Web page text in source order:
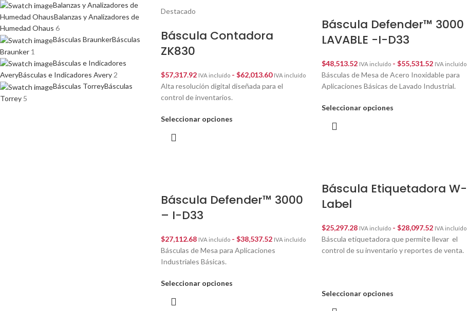
Balanzas y Analizadores de
Humedad OhausBalanzas y Analizadores de
Humedad Ohaus 6
Básculas BraunkerBásculas
Braunker 1
Básculas e Indicadores
AveryBásculas e Indicadores Avery 2
Básculas TorreyBásculas
Torrey 5
Destacado
Báscula Contadora
ZK830
$57,317.92 IVA incluído - $62,013.60 IVA incluído
Alta resolución digital diseñada para el
control de inventarios.
Seleccionar opciones
Báscula Defender™ 3000
LAVABLE -I-D33
$48,513.52 IVA incluído - $55,531.52 IVA incluído
Básculas de Mesa de Acero Inoxidable para
Aplicaciones Básicas de Lavado Industrial.
Seleccionar opciones
Báscula Defender™ 3000
– I-D33
$27,112.68 IVA incluído - $38,537.52 IVA incluído
Básculas de Mesa para Aplicaciones
Industriales Básicas.
Seleccionar opciones
Báscula Etiquetadora W-
Label
$25,297.28 IVA incluído - $28,097.52 IVA incluído
Báscula etiquetadora que permite llevar el
control de su inventario y reportes de venta.
Seleccionar opciones